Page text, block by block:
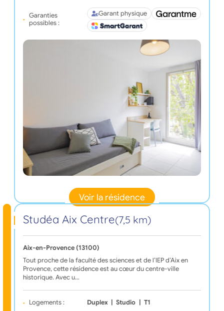
Garanties
possibles :
Garant physique
Voir la résidence
Studéa Aix Centre(7,5 km)
Aix-en-Provence (13100)
Tout proche de la faculté des sciences et de l’IEP d’Aix en
Provence, cette résidence est au cœur du centre-ville
historique. Avec u…
Logements : Duplex Studio T1